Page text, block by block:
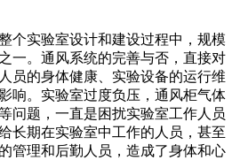
个实验室设计和建设过程中，规模
一。通风系统的完善与否，直接对
员的身体健康、实验设备的运行维
响。实验室过度负压，通风柜气体
问题，一直是困扰实验室工作人员
长期在实验室中工作的人员，甚至
管理和后勤人员，造成了身体和心